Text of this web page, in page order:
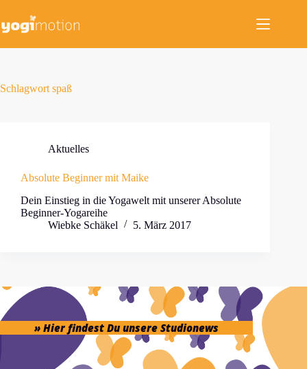
springen
Schlagwort spaß
Aktuelles
Absolute Beginner mit Maike
Dein Einstieg in die Yogawelt mit unserer Absolute
Beginner-Yogareihe
Wiebke Schäkel
5. März 2017
» Hier findest Du unsere Studionews